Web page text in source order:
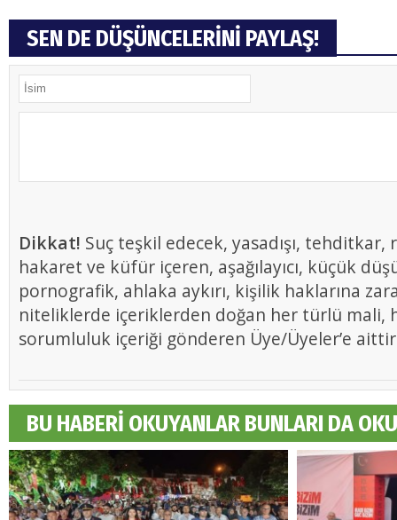
SEN DE DÜŞÜNCELERİNİ PAYLAŞ!
Dikkat! Suç teşkil edecek, yasadışı, tehditkar,
hakaret ve küfür içeren, aşağılayıcı, küçük
pornografik, ahlaka aykırı, kişilik haklarına
niteliklerde içeriklerden doğan her türlü mali,
sorumluluk içeriği gönderen Üye/Üyeler’e
BU HABERİ OKUYANLAR BUNLARI DA